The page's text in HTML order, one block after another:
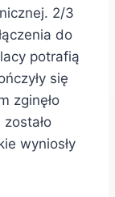
2/3
do
potrafią
się
zginęło
wyniosły